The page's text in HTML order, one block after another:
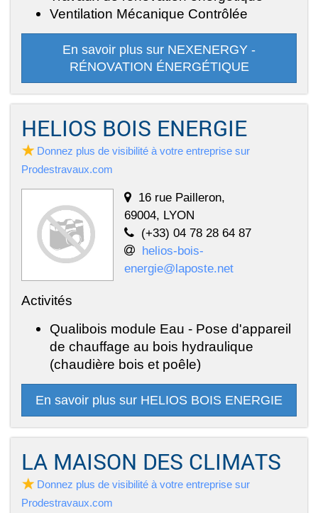
Ventilation Mécanique Contrôlée
En savoir plus sur NEXENERGY -
RÉNOVATION ÉNERGÉTIQUE
HELIOS BOIS ENERGIE
Donnez plus de visibilité à votre entreprise sur
Prodestravaux.com
16 rue Pailleron,
69004, LYON
(+33) 04 78 28 64 87
helios-bois-
energie@laposte.net
Activités
Qualibois module Eau - Pose d'appareil
de chauffage au bois hydraulique
(chaudière bois et poêle)
En savoir plus sur HELIOS BOIS ENERGIE
LA MAISON DES CLIMATS
Donnez plus de visibilité à votre entreprise sur
Prodestravaux.com